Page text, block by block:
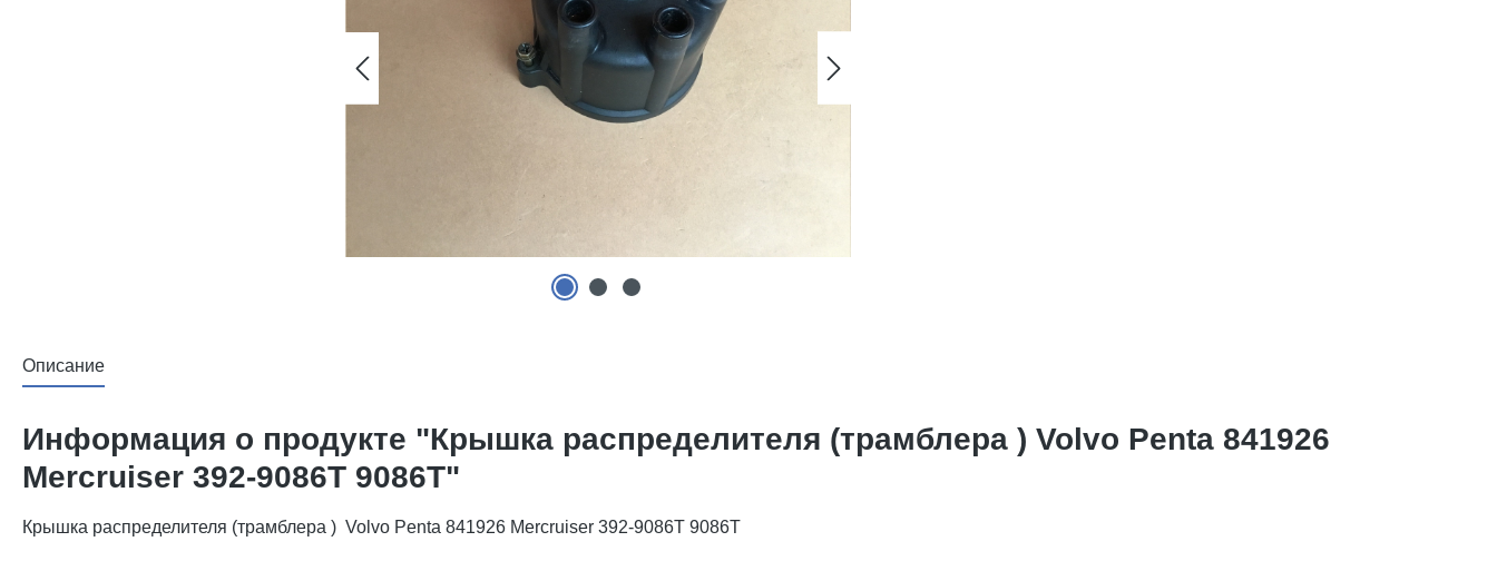
Описание
Информация о продукте "Крышка распределителя (трамблера ) Volvo Penta 841926
Mercruiser 392-9086T 9086T"
Крышка распределителя (трамблера ) Volvo Penta 841926 Mercruiser 392-9086T 9086T